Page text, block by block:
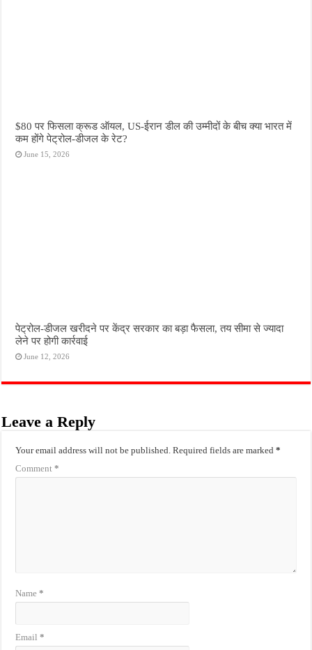
$80 पर फिसला क्रूड ऑयल, US-ईरान डील की उम्मीदों के बीच क्या भारत में
कम होंगे पेट्रोल-डीजल के रेट?
June 15, 2026
पेट्रोल-डीजल खरीदने पर केंद्र सरकार का बड़ा फैसला, तय सीमा से ज्यादा
लेने पर होगी कार्रवाई
June 12, 2026
Leave a Reply
Your email address will not be published. Required fields are marked*
Comment*
Name*
Email*